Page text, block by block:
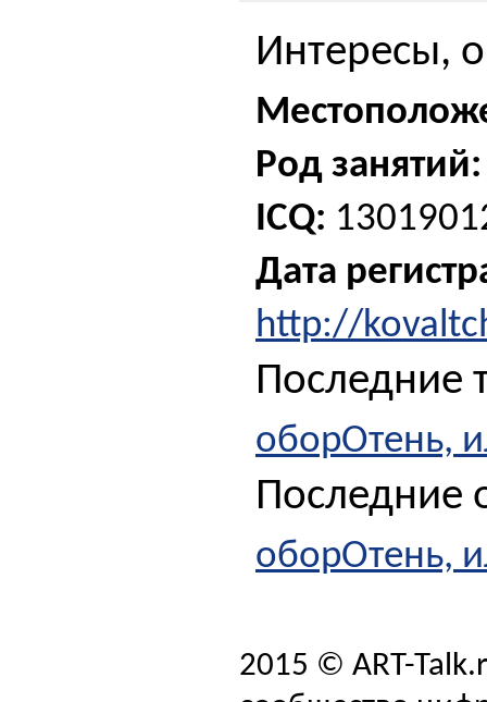
Интересы,
Род занятий:
ICQ:
Дата
http://
Последние
оборОтень,
Последние
оборОтень,
2015 © ART-